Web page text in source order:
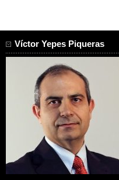
Víctor Yepes Piqueras